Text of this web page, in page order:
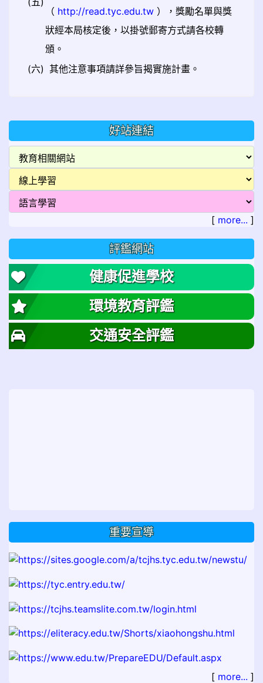
（ http://read.tyc.edu.tw ），獎勵名單與獎
狀經本局核定後，以掛號郵寄方式請各校轉
頒。
(六) 其他注意事項請詳參旨揭實施計畫。
好站連結
[ more... ]
評鑑網站
健康促進學校
環境教育評鑑
交通安全評鑑
重要宣導
[ more... ]